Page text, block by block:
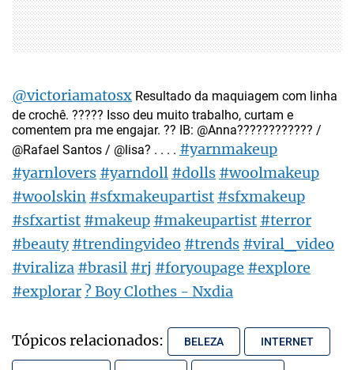
@victoriamatosx Resultado da maquiagem com linha
de crochê. ????? Isso deu muito trabalho, curtam e
comentem pra me engajar. ?? IB: @Anna????????‍???? /
@Rafael Santos / @lisa? . . . . #yarnmakeup
#yarnlovers #yarndoll #dolls #woolmakeup
#woolskin #sfxmakeupartist #sfxmakeup
#sfxartist #makeup #makeupartist #terror
#beauty #trendingvideo #trends #viral_video
#viraliza #brasil #rj #foryoupage #explore
#explorar ? Boy Clothes - Nxdia
Tópicos relacionados: BELEZA INTERNET